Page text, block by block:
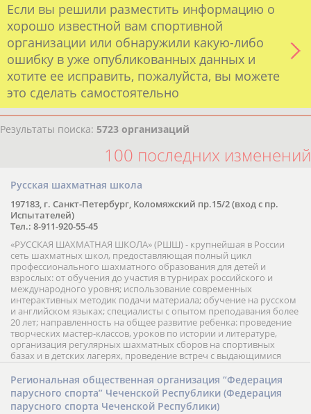
Если вы решили разместить информацию о
хорошо известной вам спортивной
организации или обнаружили какую-либо
ошибку в уже опубликованных данных и
хотите ее исправить, пожалуйста, вы можете
это сделать самостоятельно
Результаты поиска: 5723 организаций
100 последних изменений
Русская шахматная школа
197183, г. Санкт-Петербург, Коломяжский пр.15/2 (вход с пр.
Испытателей)
Тел.: 8-911-920-55-45
«РУССКАЯ ШАХМАТНАЯ ШКОЛА» (РШШ) - крупнейшая в России
сеть шахматных школ, предоставляющая полный цикл
профессионального шахматного образования для детей и
взрослых: от обучения до участия в турнирах российского и
международного уровня; использование современных
интерактивных методик подачи материала; обучение на русском
и английском языках; специалисты с опытом преподавания более
20 лет; направленность на общее развитие ребенка: проведение
творческих мастер-классов, уроков по истории и литературе,
организация регулярных шахматных сборов на спортивных
базах и в детских лагерях, проведение встреч с выдающимися
шахматистами; корпоративное обучение; онлайн обучение в
форме вебинаров и индивидуальных занятий, круглые столы
российских и международных тренеров, организация фестивалей;
онлайн трансляция мероприятий и турниров.
Региональная общественная организация “Федерация
парусного спорта” Чеченской Республики (Федерация
парусного спорта Чеченской Республики)